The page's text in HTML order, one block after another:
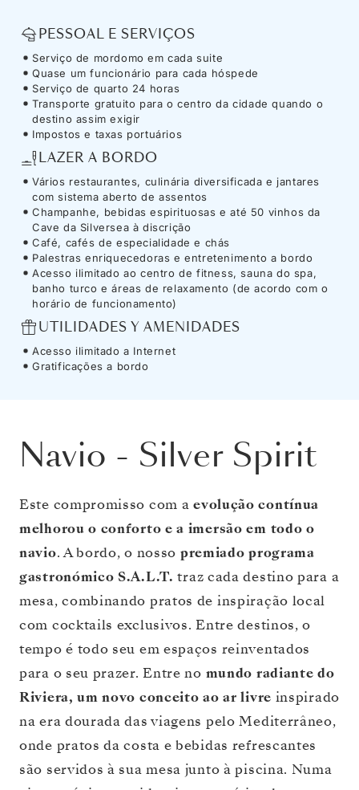
PESSOAL E SERVIÇOS
Serviço de mordomo em cada suite
Quase um funcionário para cada hóspede
Serviço de quarto 24 horas
Transporte gratuito para o centro da cidade quando o
destino assim exigir
Impostos e taxas portuários
LAZER A BORDO
Vários restaurantes, culinária diversificada e jantares
com sistema aberto de assentos
Champanhe, bebidas espirituosas e até 50 vinhos da
Cave da Silversea à discrição
Café, cafés de especialidade e chás
Palestras enriquecedoras e entretenimento a bordo
Acesso ilimitado ao centro de fitness, sauna do spa,
banho turco e áreas de relaxamento (de acordo com o
horário de funcionamento)
UTILIDADES Y AMENIDADES
Acesso ilimitado a Internet
Gratificações a bordo
Navio - Silver Spirit
Este compromisso com aevolução contínua
melhorou o conforto e a imersão em todo o
navio. A bordo, o nosso premiado programa
gastronómico S.A.L.T. traz cada destino para a
mesa, combinando pratos de inspiração local
com cocktails exclusivos. Entre destinos, o
tempo é todo seu em espaços reinventados
para o seu prazer. Entre no mundo radiante do
Riviera, um novo conceito ao ar livre inspirado
na era dourada das viagens pelo Mediterrâneo,
onde pratos da costa e bebidas refrescantes
são servidos à sua mesa junto à piscina. Numa